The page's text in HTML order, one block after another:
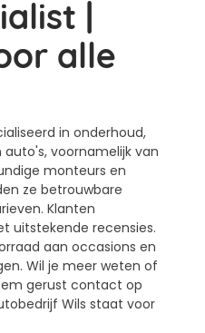
|
alle
in onderhoud,
voornamelijk van
monteurs en
ze betrouwbare
Klanten
uitstekende recensies.
aan occasions en
Wil je meer weten of
gerust contact op
Wils staat voor